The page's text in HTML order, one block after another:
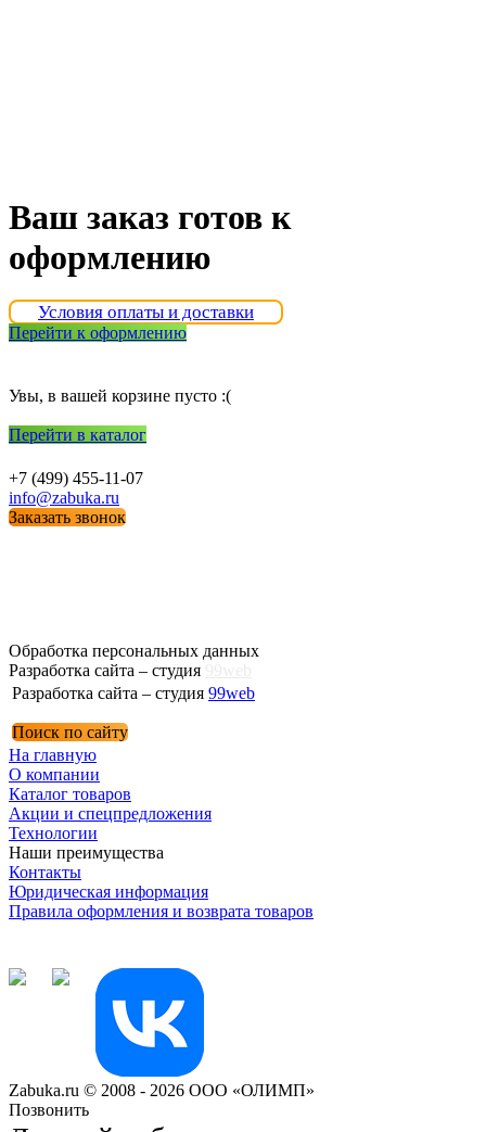
Ваш заказ готов к
оформлению
Условия оплаты и доставки
Перейти к оформлению
Увы, в вашей корзине пусто :(
Перейти в каталог
+7 (499) 455-11-07
info@zabuka.ru
Заказать звонок
Обработка персональных данных
Разработка сайта – студия
Разработка сайта – студия 99web
Поиск по сайту
На главную
О компании
Каталог товаров
Акции и спецпредложения
Технологии
Наши преимущества
Контакты
Юридическая информация
Правила оформления и возврата товаров
Zabuka.ru © 2008 - 2026 ООО «ОЛИМП»
Позвонить